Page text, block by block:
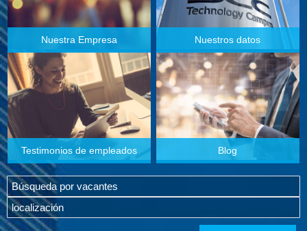
Nuestra Empresa Nuestros datos
Testimonios de empleados Blog